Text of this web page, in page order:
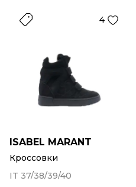
4
ISABEL MARANT
Кроссовки
IT 37/38/39/40